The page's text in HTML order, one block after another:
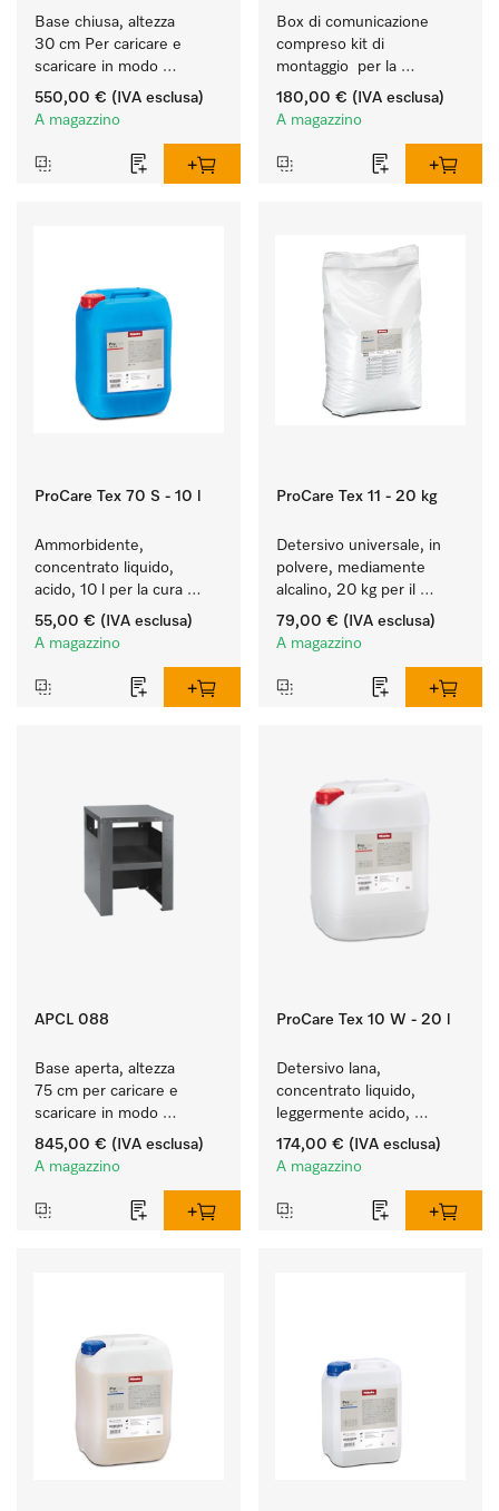
Base chiusa, altezza
30 cm Per caricare e
scaricare in modo
ergonomico la lavatrice e
l'essiccatoio.
550,00 € (IVA esclusa)
A magazzino
Box di comunicazione
compreso kit di
montaggio  per la
connessione di
lavatrice/essiccatoio a
esterni.
180,00 € (IVA esclusa)
A magazzino
ProCare Tex 70 S - 10 l
Ammorbidente,
concentrato liquido,
acido, 10 l per la cura
delle fibre e una
morbidezza duratura dei
55,00 € (IVA esclusa)
A magazzino
ProCare Tex 11 - 20 kg
Detersivo universale, in
polvere, mediamente
alcalino, 20 kg per il
lavaggio di capi bianchi e
colorati resistenti.
79,00 € (IVA esclusa)
A magazzino
APCL 088
Base aperta, altezza
75 cm per caricare e
scaricare in modo
ergonomico la lavatrice e
l'essiccatoio.
845,00 € (IVA esclusa)
A magazzino
ProCare Tex 10 W - 20 l
Detersivo lana,
concentrato liquido,
leggermente acido,
20 l per il lavaggio a
macchina della lana.
174,00 € (IVA esclusa)
A magazzino